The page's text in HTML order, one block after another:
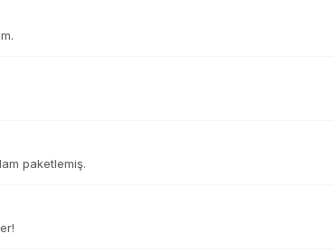
paketlemiş.